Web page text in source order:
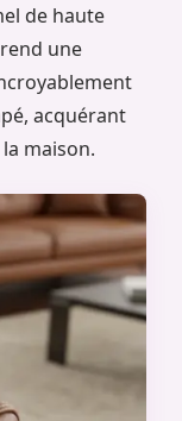
de haute
une
acquérant
maison.